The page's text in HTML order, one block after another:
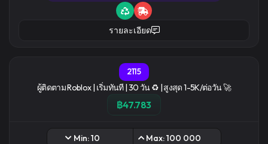
รายละเอียด
2115
ผู้ติดตาม Roblox | เริ่มทันที | 30 วัน ♻️ | สูงสุด 1-5K/ต่อวัน 🚀
฿47.783
Min: 10 Max: 100 000